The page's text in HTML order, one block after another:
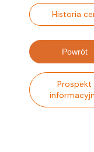
Historia
Powrót
Prospekt